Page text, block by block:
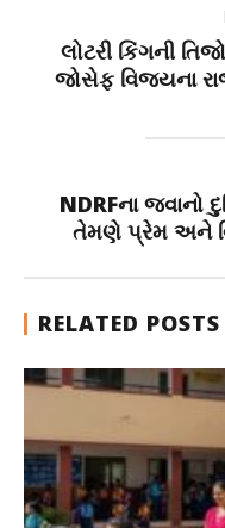
લોટરી કિંગની
જોસેફ વિજયના
NDRFના જવાનો
તેમણે પ્રેમ અને
RELATED POSTS